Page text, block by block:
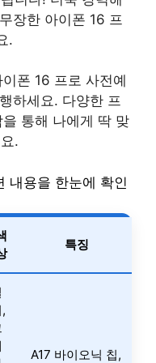
장한 아이폰 16 프
.
폰 16 프로 사전예
하세요. 다양한 프
통해 나에게 딱 맞
.
내용을 한눈에 확인
특징
A17 바이오닉 칩,